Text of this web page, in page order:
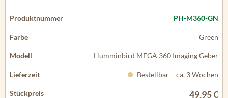
PH-M360-GN
Green
Humminbird MEGA 360 Imaging Geber
Bestellbar – ca. 3 Wochen
49,95 €